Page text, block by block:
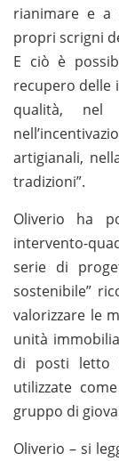
rianimare e a
propri scrigni
E ciò è
recupero delle
qualità, nel
artigianali,
tradizioni”.
Oliverio ha
intervento-
serie di
sostenibile”
valorizzare le
unità
di posti letto
utilizzate
gruppo di
Oliverio – si